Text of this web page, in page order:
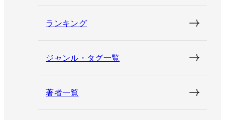
ランキング
ジャンル・タグ一覧
著者一覧